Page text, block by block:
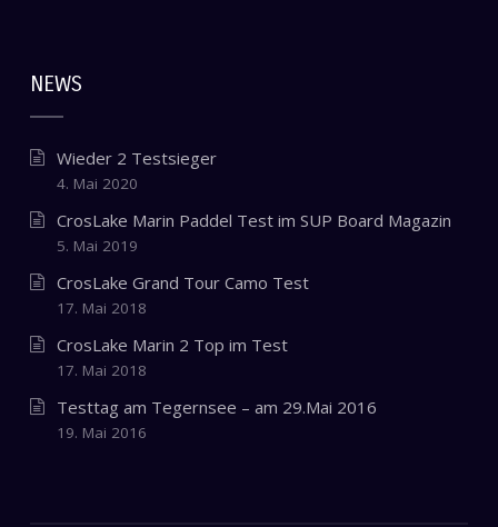
NEWS
Wieder 2 Testsieger
4. Mai 2020
CrosLake Marin Paddel Test im SUP Board Magazin
5. Mai 2019
CrosLake Grand Tour Camo Test
17. Mai 2018
CrosLake Marin 2 Top im Test
17. Mai 2018
Testtag am Tegernsee – am 29.Mai 2016
19. Mai 2016